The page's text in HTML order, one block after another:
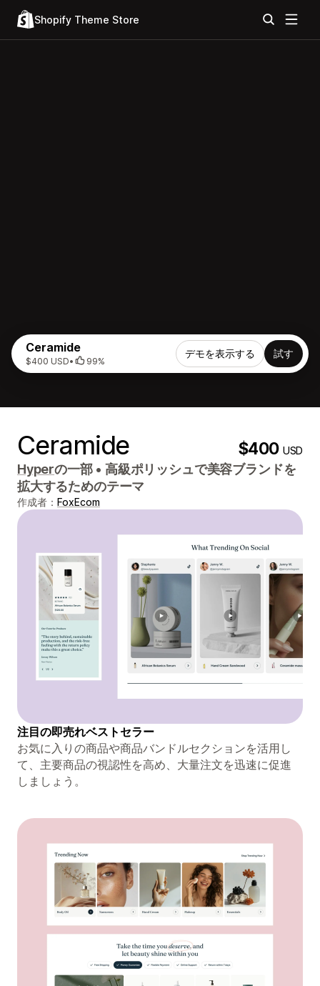
Shopify Theme Store
Ceramide
$400 USD• 99%
デモを表示する 試す
Ceramide $400USD
Hyperの一部 • 高級ポリッシュで美容ブランドを
拡大するためのテーマ
作成者： FoxEcom
注目の即売れベストセラー
お気に入りの商品や商品バンドルセクションを活用し
て、主要商品の視認性を高め、大量注文を迅速に促進
しましょう。